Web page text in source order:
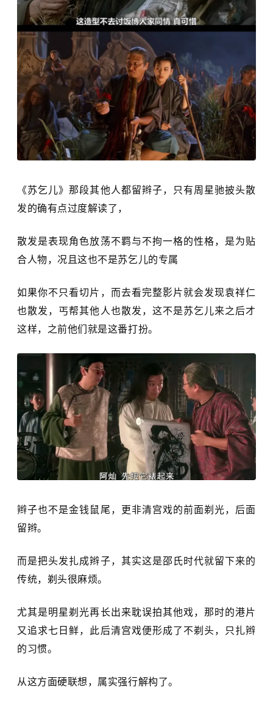
《苏乞儿》那段其他人都留辫子，只有周星驰披头散
发的确有点过度解读了，
散发是表现角色放荡不羁与不拘一格的性格，是为贴
合人物，况且这也不是苏乞儿的专属
如果你不只看切片，而去看完整影片就会发现袁祥仁
也散发，丐帮其他人也散发，这不是苏乞儿来之后才
这样，之前他们就是这番打扮。
辫子也不是金钱鼠尾，更非清宫戏的前面剃光，后面
留辫。
而是把头发扎成辫子，其实这是邵氏时代就留下来的
传统，剃头很麻烦。
尤其是明星剃光再长出来耽误拍其他戏，那时的港片
又追求七日鲜，此后清宫戏便形成了不剃头，只扎辫
的习惯。
从这方面硬联想，属实强行解构了。